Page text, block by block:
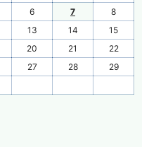
6 7
8
13 14
15
20 21
22
27 28
29